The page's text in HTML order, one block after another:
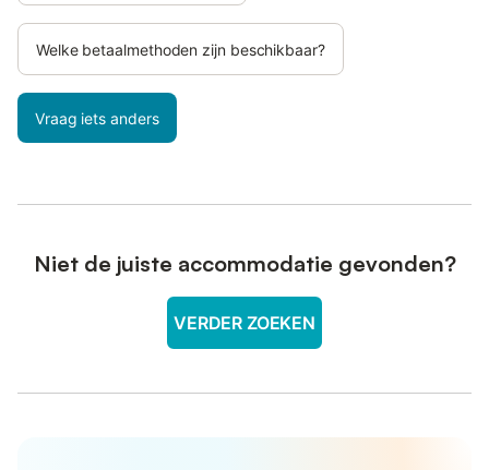
Welke betaalmethoden zijn beschikbaar?
Vraag iets anders
Niet de juiste accommodatie gevonden?
VERDER ZOEKEN